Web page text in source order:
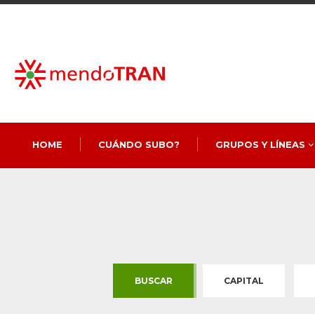
HOME CUÁNDO SUBO? GRUPOS Y LÍNEAS
BUSCAR CAPITAL